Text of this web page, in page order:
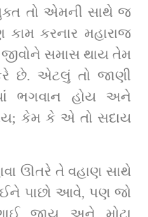
તો એમની સાથે જ
કરનાર મહારાજ
સમાસ થાય તેમ
છે. એટલું તો જાણી
ભગવાન હોય અને
કેમ કે એ તો સદાય
ઊતરે તે વહાણ સાથે
પાછો આવે, પણ જો
જાય અને મોટા